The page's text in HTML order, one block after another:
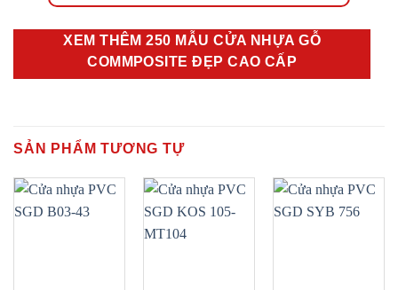
XEM THÊM 250 MẪU CỬA NHỰA GỖ
COMMPOSITE ĐẸP CAO CẤP
SẢN PHẨM TƯƠNG TỰ